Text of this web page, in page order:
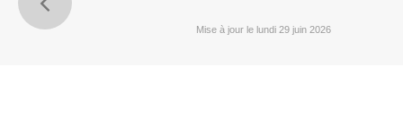
Mise à jour le lundi 29 juin 2026